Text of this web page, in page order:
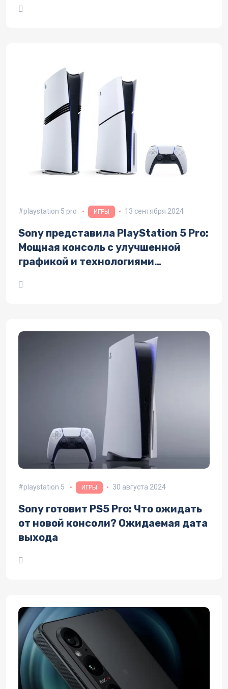
playstation 5 pro ИГРЫ 13 сентября 2024
Sony представила PlayStation 5 Pro:
Мощная консоль с улучшенной
графикой и технологиями
playstation 5 ИГРЫ 30 августа 2024
Sony готовит PS5 Pro: Что ожидать
от новой консоли? Ожидаемая дата
выхода